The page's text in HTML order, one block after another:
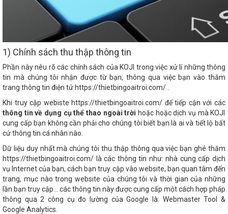
1) Chính sách thu thập thông tin
Phần này nêu rõ các chính sách của KOJI trong việc xử lí những thông
tin mà chúng tôi nhận được từ bạn, thông qua việc bạn vào thăm
trang thông tin điện tử https://thietbingoaitroi.com/ .
Khi truy cập webiste https://thietbingoaitroi.com/ để tiếp cận với các
thông tin về dụng cụ thể thao ngoài trời hoặc hoặc dịch vụ mà KOJI
cung cấp bạn không cần phải cho chúng tôi biết bạn là ai và tiết lộ bất
cứ thông tin cá nhân nào.
Dữ liệu duy nhất mà chúng tôi thu thập thông qua việc bạn ghé thăm
https://thietbingoaitroi.com/ là các thông tin như: nhà cung cấp dịch
vụ Internet của bạn, cách bạn truy cập vào website, bạn quan tâm đến
trang, mục nào trong website của chúng tôi và thời gian của những
lần bạn truy cập... các thông tin này được cung cấp một cách hợp pháp
thông qua 2 công cụ đo lường của Google là: Webmaster Tool &
Google Analytics.